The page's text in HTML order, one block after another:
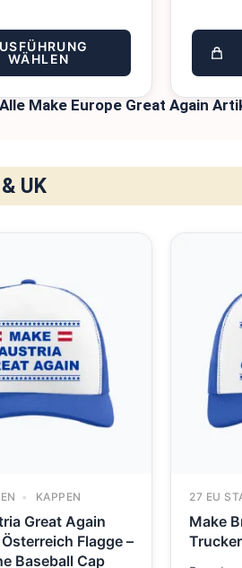
WÄHLEN
Alle Make Europe Great Again
UK
KAPPEN
Great Again
Flagge –
Baseball Cap
27 EU
Make